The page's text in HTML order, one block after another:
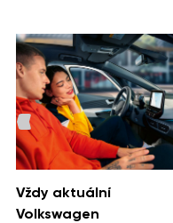
Vždy aktuální
Volkswagen